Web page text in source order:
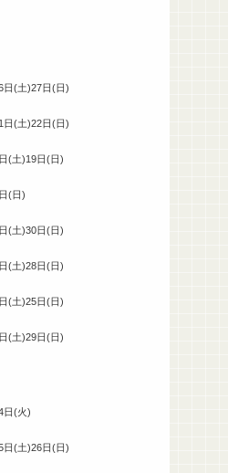
日(土)27日(日)
日(土)22日(日)
(土)19日(日)
(日)
(土)30日(日)
(土)28日(日)
(土)25日(日)
(土)29日(日)
日(火)
日(土)26日(日)